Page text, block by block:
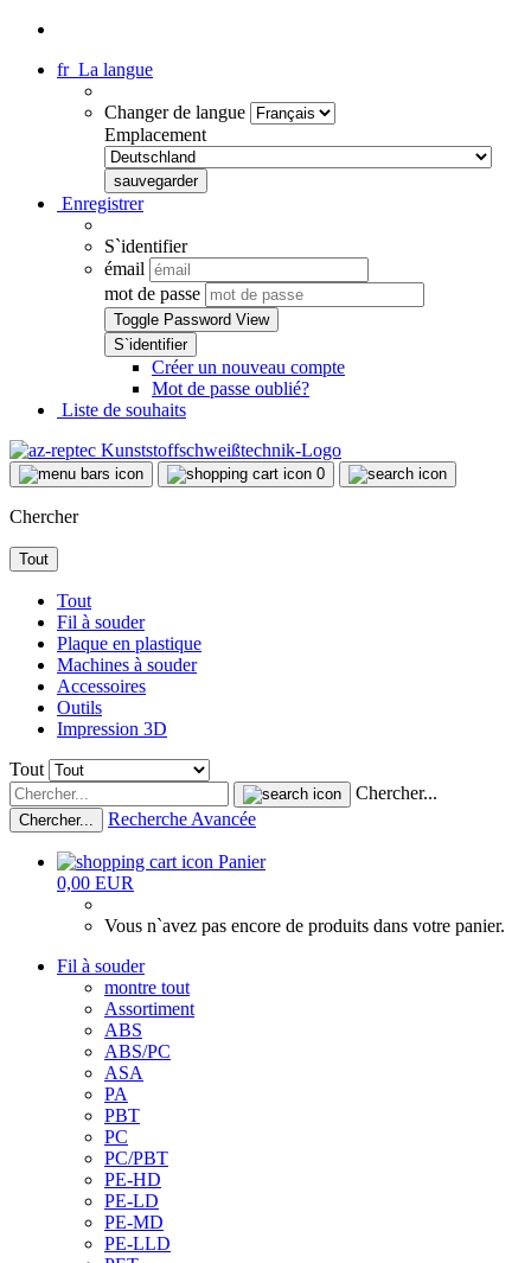
fr La langue
Changer de langue
Emplacement
Enregistrer
S`identifier
émail
mot de passe
Toggle Password View
Créer un nouveau compte
Mot de passe oublié?
Liste de souhaits
0
Chercher
Tout
Tout
Fil à souder
Plaque en plastique
Machines à souder
Accessoires
Outils
Impression 3D
Tout
Chercher...
Chercher... Recherche Avancée
Panier
0,00 EUR
Vous n`avez pas encore de produits dans votre panier.
Fil à souder
montre tout
Assortiment
ABS
ABS/PC
ASA
PA
PBT
PC
PC/PBT
PE-HD
PE-LD
PE-MD
PE-LLD